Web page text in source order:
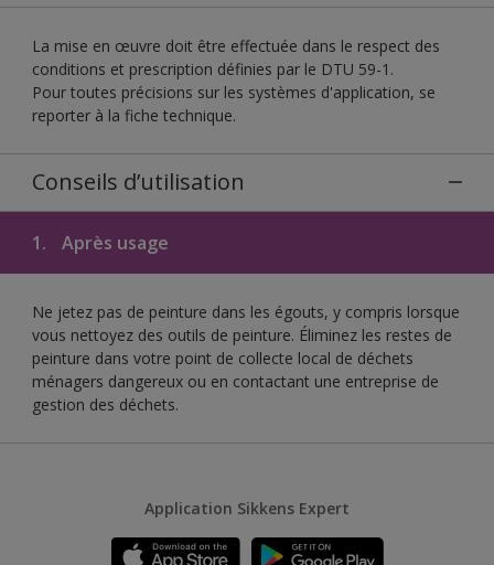
La mise en œuvre doit être effectuée dans le respect des
conditions et prescription définies par le DTU 59-1.
Pour toutes précisions sur les systèmes d'application, se
reporter à la fiche technique.
Conseils d’utilisation
1. Après usage
Ne jetez pas de peinture dans les égouts, y compris lorsque
vous nettoyez des outils de peinture. Éliminez les restes de
peinture dans votre point de collecte local de déchets
ménagers dangereux ou en contactant une entreprise de
gestion des déchets.
Application Sikkens Expert